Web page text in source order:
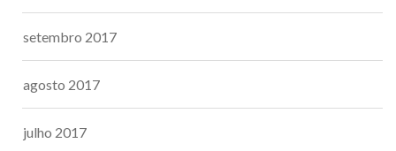
setembro 2017
agosto 2017
julho 2017